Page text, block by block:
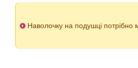
Наволочку на подушці потрібно